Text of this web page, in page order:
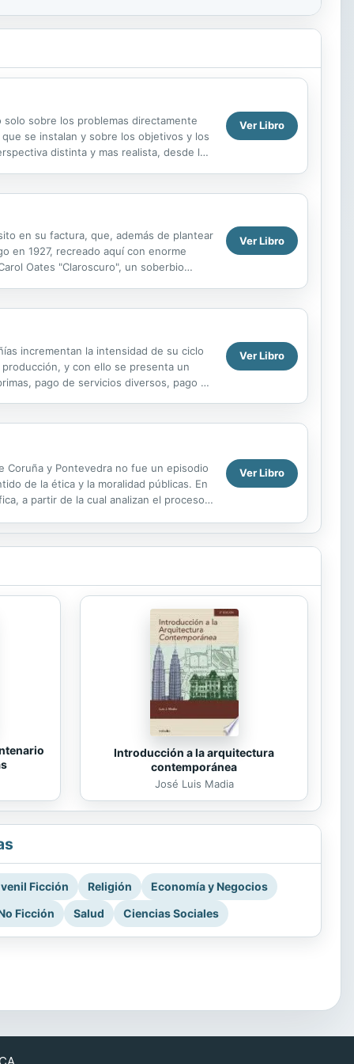
sobre los problemas directamente
se instalan y sobre los objetivos y los
distinta y mas realista, desde la
Ver Libro
en su factura, que, además de plantear
en 1927, recreado aquí con enorme
Oates "Claroscuro", un soberbio
Ver Libro
incrementan la intensidad de su ciclo
y con ello se presenta un
pago de servicios diversos, pago de
Ver Libro
Coruña y Pontevedra no fue un episodio
de la ética y la moralidad públicas. En
a partir de la cual analizan el proceso
Ver Libro
Introducción a la arquitectura
contemporánea
José Luis Madia
Ficción Religión
Economía y Negocios
Ficción
Salud Ciencias Sociales